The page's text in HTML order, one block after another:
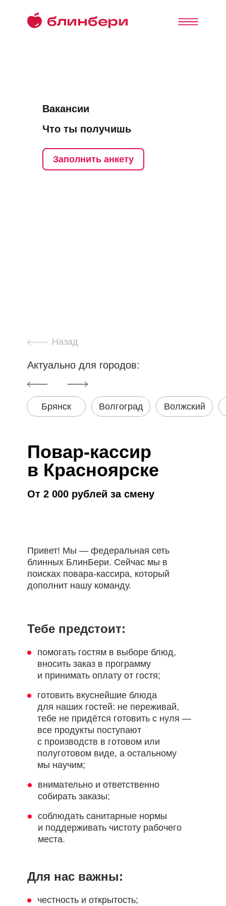
Вакансии
Что ты получишь
Заполнить анкету
Назад
Актуально для городов:
Волгоград Волжский
Брянск
Повар-кассир
в Красноярске
От 2 000 рублей за смену
Привет! Мы — федеральная сеть
блинных БлинБери. Сейчас мы в
поисках повара-кассира, который
дополнит нашу команду.
Тебе предстоит:
помогать гостям в выборе блюд,
вносить заказ в программу
и принимать оплату от гостя;
готовить вкуснейшие блюда
для наших гостей: не переживай,
тебе не придётся готовить с нуля —
все продукты поступают
с производств в готовом или
полуготовом виде, а остальному
мы научим;
внимательно и ответственно
собирать заказы;
соблюдать санитарные нормы
и поддерживать чистоту рабочего
места.
Для нас важны:
честность и открытость;